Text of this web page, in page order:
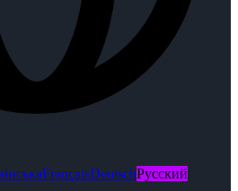
FrançaisDeutschРусский